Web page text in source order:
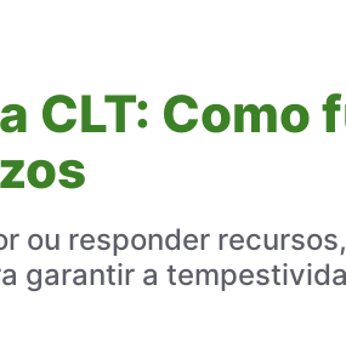
CLT: Como
ou responder
garantir a